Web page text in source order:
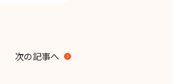
次の記事へ